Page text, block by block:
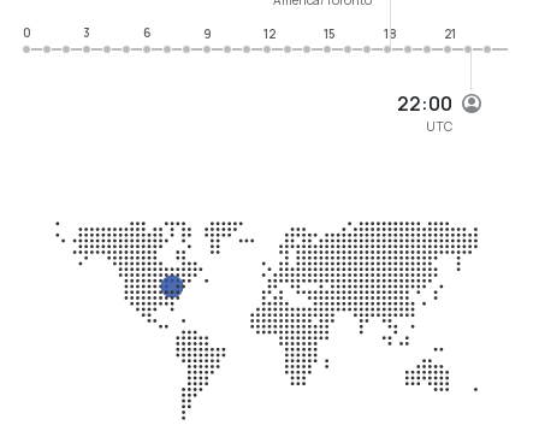
22:00
UTC
0
3 6 9 12 15 18 21